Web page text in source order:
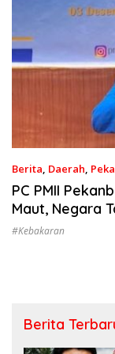
Berita, Daerah,
PC PMII
Maut, Negara
#kebakaran
Berita